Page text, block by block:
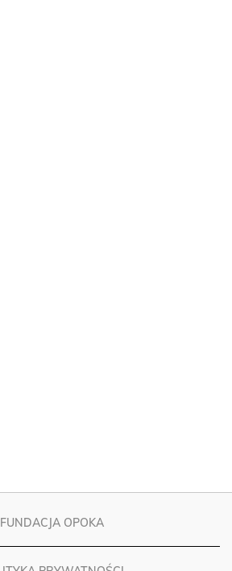
FUNDACJA OPOKA